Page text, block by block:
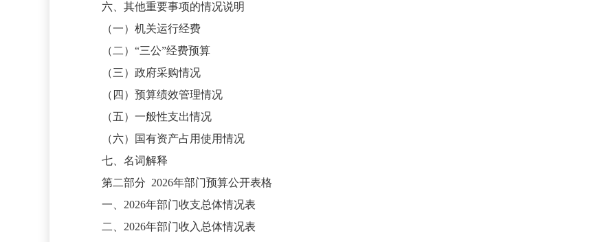
六、其他重要事项的情况说明
（一）机关运行经费
（二） “三公”经费预算
（三）政府采购情况
（四）预算绩效管理情况
（五）一般性支出情况
（六）国有资产占用使用情况
七、名词解释
第二部分 2026年部门预算公开表格
一、 2026年部门收支总体情况表
二、 2026年部门收入总体情况表